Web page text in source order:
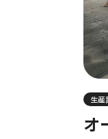
生産
オ